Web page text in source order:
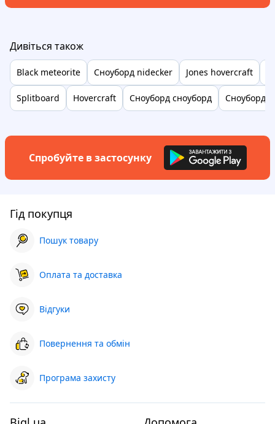
Дивіться також
Black meteorite Сноуборд nidecker Jones hovercraft
Splitboard Hovercraft Сноуборд сноуборд Сноуборди
Спробуйте в застосунку
Гід покупця
Пошук товару
Оплата та доставка
Відгуки
Повернення та обмін
Програма захисту